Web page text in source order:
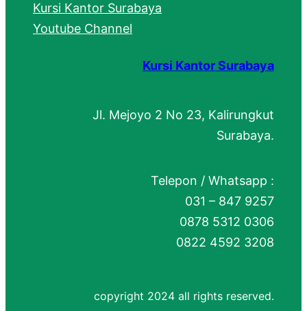
Kursi Kantor Surabaya
Youtube Channel
Kursi Kantor Surabaya
Jl. Mejoyo 2 No 23, Kalirungkut
Surabaya.
Telepon / Whatsapp :
031 – 847 9257
0878 5312 0306
0822 4592 3208
copyright 2024 all rights reserved.